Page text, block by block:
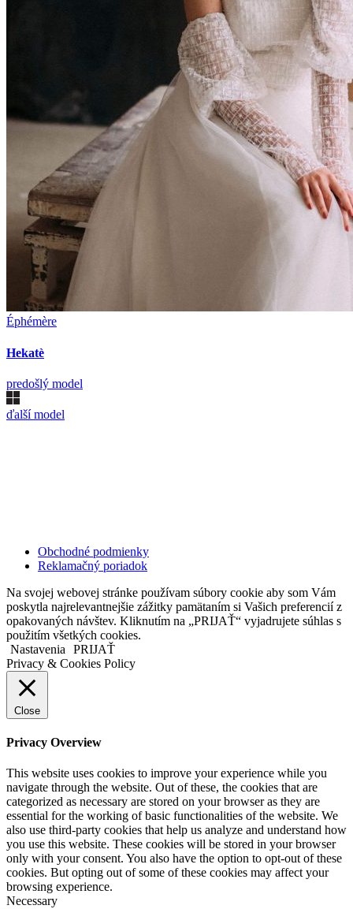
Éphémère
Hekatè
predošlý model
ďalší model
Obchodné podmienky
Reklamačný poriadok
Na svojej webovej stránke používam súbory cookie aby som Vám
poskytla najrelevantnejšie zážitky pamätaním si Vašich preferencií z
opakovaných návštev. Kliknutím na „PRIJAŤ“ vyjadrujete súhlas s
použitím všetkých cookies.
Nastavenia
PRIJAŤ
Privacy & Cookies Policy
Close
Privacy Overview
This website uses cookies to improve your experience while you
navigate through the website. Out of these, the cookies that are
categorized as necessary are stored on your browser as they are
essential for the working of basic functionalities of the website. We
also use third-party cookies that help us analyze and understand how
you use this website. These cookies will be stored in your browser
only with your consent. You also have the option to opt-out of these
cookies. But opting out of some of these cookies may affect your
browsing experience.
Necessary